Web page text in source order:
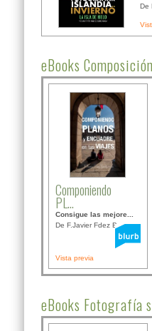
De
eBooks Composición
Componiendo
PL...
Consigue las mejore...
De F.Javier Fdez Bor...
Vista previa
eBooks Fotografía